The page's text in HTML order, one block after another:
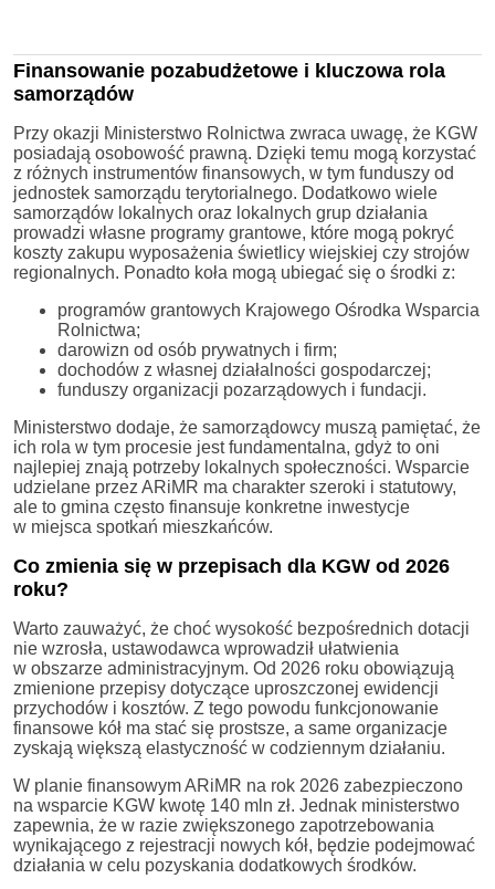
Finansowanie pozabudżetowe i kluczowa rola
samorządów
Przy okazji Ministerstwo Rolnictwa zwraca uwagę, że KGW
posiadają osobowość prawną. Dzięki temu mogą korzystać
z różnych instrumentów finansowych, w tym funduszy od
jednostek samorządu terytorialnego. Dodatkowo wiele
samorządów lokalnych oraz lokalnych grup działania
prowadzi własne programy grantowe, które mogą pokryć
koszty zakupu wyposażenia świetlicy wiejskiej czy strojów
regionalnych. Ponadto koła mogą ubiegać się o środki z:
programów grantowych Krajowego Ośrodka Wsparcia
Rolnictwa;
darowizn od osób prywatnych i firm;
dochodów z własnej działalności gospodarczej;
funduszy organizacji pozarządowych i fundacji.
Ministerstwo dodaje, że samorządowcy muszą pamiętać, że
ich rola w tym procesie jest fundamentalna, gdyż to oni
najlepiej znają potrzeby lokalnych społeczności. Wsparcie
udzielane przez ARiMR ma charakter szeroki i statutowy,
ale to gmina często finansuje konkretne inwestycje
w miejsca spotkań mieszkańców.
Co zmienia się w przepisach dla KGW od 2026
roku?
Warto zauważyć, że choć wysokość bezpośrednich dotacji
nie wzrosła, ustawodawca wprowadził ułatwienia
w obszarze administracyjnym. Od 2026 roku obowiązują
zmienione przepisy dotyczące uproszczonej ewidencji
przychodów i kosztów. Z tego powodu funkcjonowanie
finansowe kół ma stać się prostsze, a same organizacje
zyskają większą elastyczność w codziennym działaniu.
W planie finansowym ARiMR na rok 2026 zabezpieczono
na wsparcie KGW kwotę 140 mln zł. Jednak ministerstwo
zapewnia, że w razie zwiększonego zapotrzebowania
wynikającego z rejestracji nowych kół, będzie podejmować
działania w celu pozyskania dodatkowych środków.